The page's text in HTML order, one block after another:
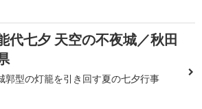
代七夕 天空の不夜城／秋田
郭型の灯籠を引き回す夏の七夕行事